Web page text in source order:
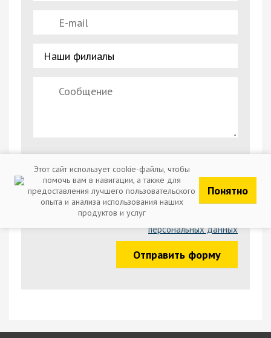
Отправляя заявку, вы соглашаетесь с обработкой
персональных данных
Отправить форму
Этот сайт использует cookie-файлы, чтобы
помочь вам в навигации, а также для
предоставления лучшего пользовательского
опыта и анализа использования наших
продуктов и услуг
Понятно